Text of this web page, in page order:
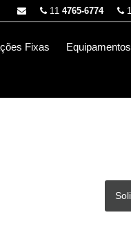
11 4765-6774
Fixas Equipamentos